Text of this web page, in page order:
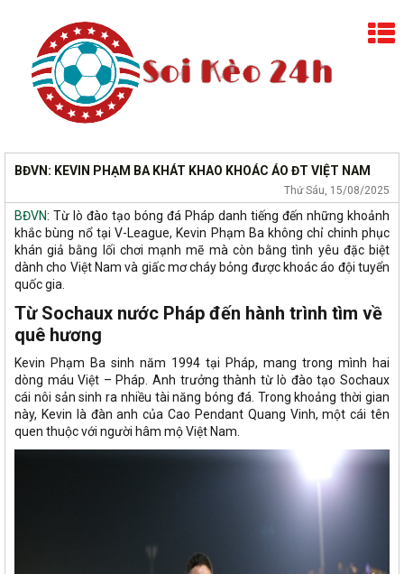
BĐVN: KEVIN PHẠM BA KHÁT KHAO KHOÁC ÁO ĐT VIỆT NAM
Thứ Sáu, 15/08/2025
BĐVN: Từ lò đào tạo bóng đá Pháp danh tiếng đến những khoảnh
khắc bùng nổ tại V-League, Kevin Phạm Ba không chỉ chinh phục
khán giả bằng lối chơi mạnh mẽ mà còn bằng tình yêu đặc biệt
dành cho Việt Nam và giấc mơ cháy bỏng được khoác áo đội tuyển
quốc gia.
Từ Sochaux nước Pháp đến hành trình tìm về
quê hương
Kevin Phạm Ba sinh năm 1994 tại Pháp, mang trong mình hai
dòng máu Việt – Pháp. Anh trưởng thành từ lò đào tạo Sochaux
cái nôi sản sinh ra nhiều tài năng bóng đá. Trong khoảng thời gian
này, Kevin là đàn anh của Cao Pendant Quang Vinh, một cái tên
quen thuộc với người hâm mộ Việt Nam.